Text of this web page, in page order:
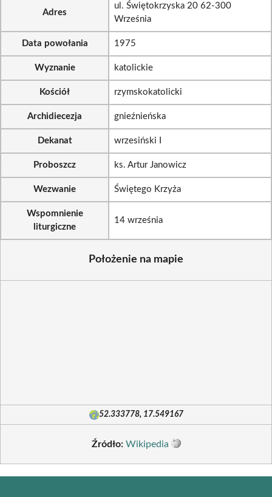
Adres
ul. Świętokrzyska 20 62-300
Września
Data powołania 1975
Wyznanie katolickie
Kościół rzymskokatolicki
Archidiecezja gnieźnieńska
Dekanat wrzesiński I
Proboszcz ks. Artur Janowicz
Wezwanie Świętego Krzyża
Wspomnienie
liturgiczne
14 września
Położenie na mapie
52.333778, 17.549167
Źródło: Wikipedia